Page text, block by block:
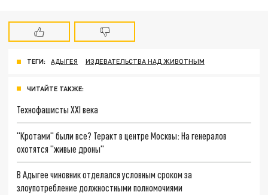
ТЕГИ: АДЫГЕЯ ИЗДЕВАТЕЛЬСТВА НАД ЖИВОТНЫМ
ЧИТАЙТЕ ТАКЖЕ:
Технофашисты XXI века
"Кротами" были все? Теракт в центре Москвы: На генералов
охотятся "живые дроны"
В Адыгее чиновник отделался условным сроком за
злоупотребление должностными полномочиями